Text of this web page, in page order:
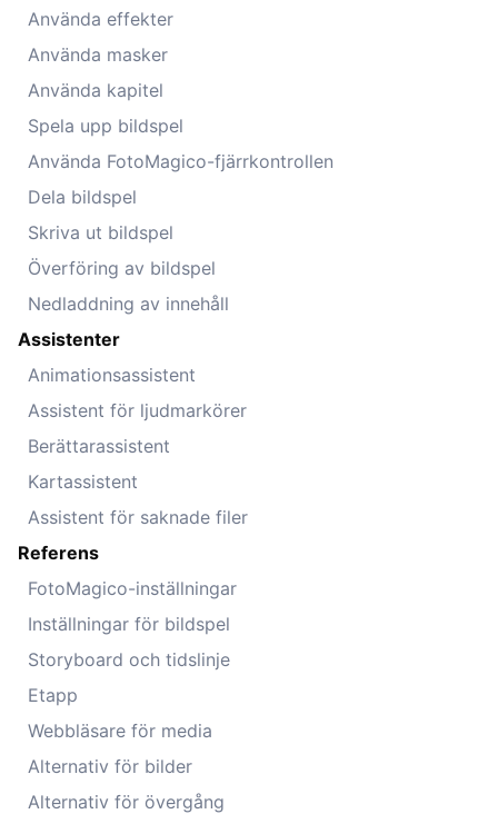
Använda effekter
Använda masker
Använda kapitel
Spela upp bildspel
Använda FotoMagico-fjärrkontrollen
Dela bildspel
Skriva ut bildspel
Överföring av bildspel
Nedladdning av innehåll
Assistenter
Animationsassistent
Assistent för ljudmarkörer
Berättarassistent
Kartassistent
Assistent för saknade filer
Referens
FotoMagico-inställningar
Inställningar för bildspel
Storyboard och tidslinje
Etapp
Webbläsare för media
Alternativ för bilder
Alternativ för övergång